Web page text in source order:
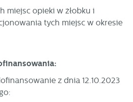
miejsc opieki w żłobku i
tych miejsc w okresie
z dnia 12.10.2023